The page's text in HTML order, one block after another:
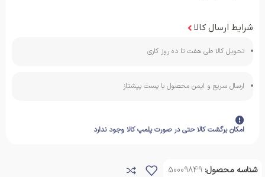
شرایط ارسال کالا
تحویل کالا طی هفت تا ده روز کاری
ارسال سریع و ایمن محصول با پست پیشتاز
امکان برگشت کالا حتی در صورت پلمپ کالا وجود ندارد
شناسه محصول: 50009849